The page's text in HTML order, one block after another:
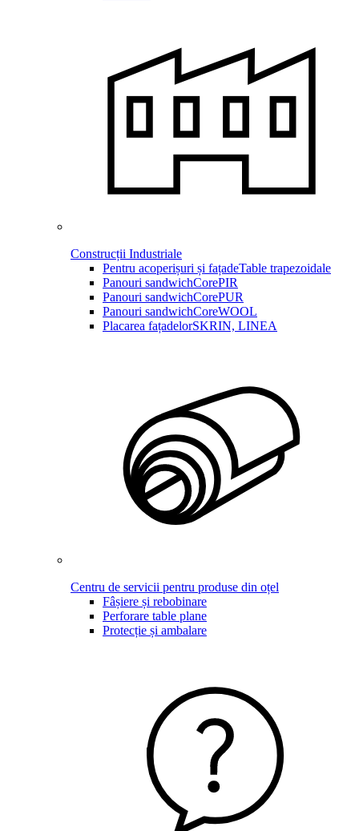
Construcții Industriale
Pentru acoperișuri și fațadeTable trapezoidale
Panouri sandwichCorePIR
Panouri sandwichCorePUR
Panouri sandwichCoreWOOL
Placarea fațadelorSKRIN, LINEA
Centru de servicii pentru produse din oțel
Fâșiere și rebobinare
Perforare table plane
Protecție și ambalare